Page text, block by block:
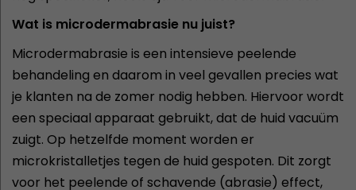
Wat is microdermabrasie nu juist?
Microdermabrasie is een intensieve peelende
behandeling en daarom in veel gevallen precies wat
je klanten na de zomer nodig hebben. Hiervoor wordt
een speciaal apparaat gebruikt, dat de huid vacuüm
zuigt. Op hetzelfde moment worden er
microkristalletjes tegen de huid gespoten. Dit zorgt
voor het peelende of schavende (abrasie) effect,